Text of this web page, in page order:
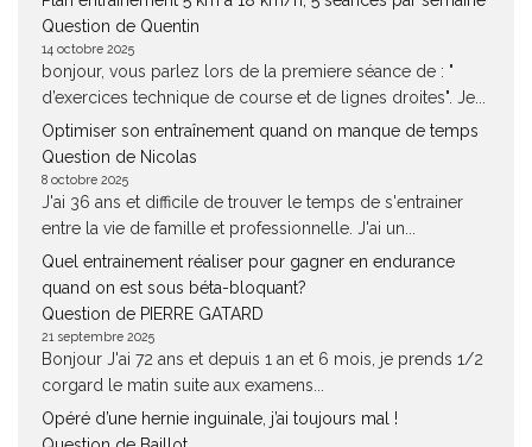
Question de Quentin
14 octobre 2025
bonjour, vous parlez lors de la premiere séance de : "
d’exercices technique de course et de lignes droites". Je...
Optimiser son entraînement quand on manque de temps
Question de Nicolas
8 octobre 2025
J'ai 36 ans et difficile de trouver le temps de s'entrainer
entre la vie de famille et professionnelle. J'ai un...
Quel entrainement réaliser pour gagner en endurance
quand on est sous béta-bloquant?
Question de PIERRE GATARD
21 septembre 2025
Bonjour J'ai 72 ans et depuis 1 an et 6 mois, je prends 1/2
corgard le matin suite aux examens...
Opéré d’une hernie inguinale, j’ai toujours mal !